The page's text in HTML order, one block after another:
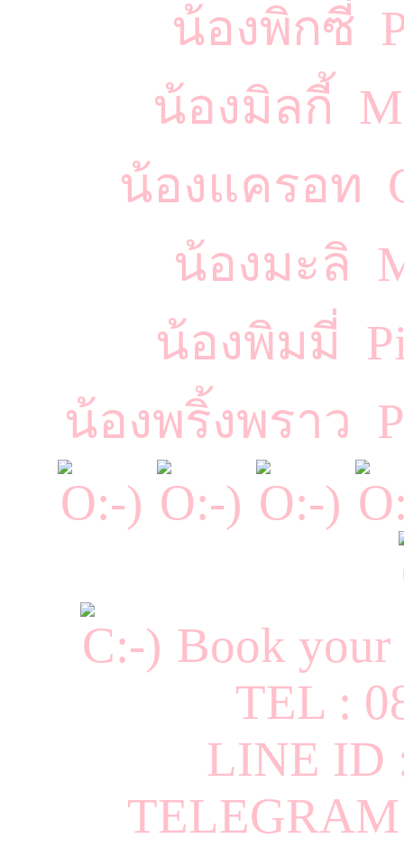
น้องพิกซี่
น้องมิลกี้
น้องแครอท
น้องมะลิ
น้องพิมมี่
น้องพริ้งพราว
Book
TEL :
LINE ID